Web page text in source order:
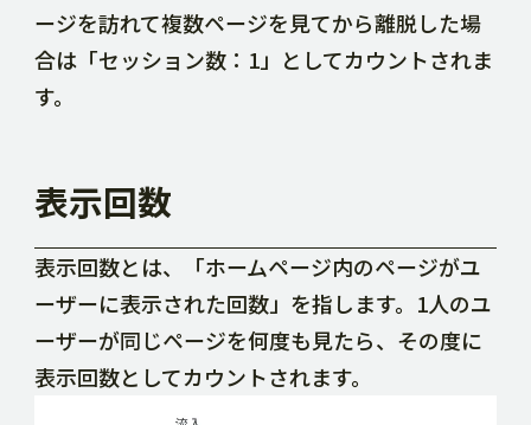
ージを訪れて複数ページを見てから離脱した場
合は「セッション数：1」としてカウントされま
す。
表示回数
表示回数とは、「ホームページ内のページがユ
ーザーに表示された回数」を指します。1人のユ
ーザーが同じページを何度も見たら、その度に
表示回数としてカウントされます。